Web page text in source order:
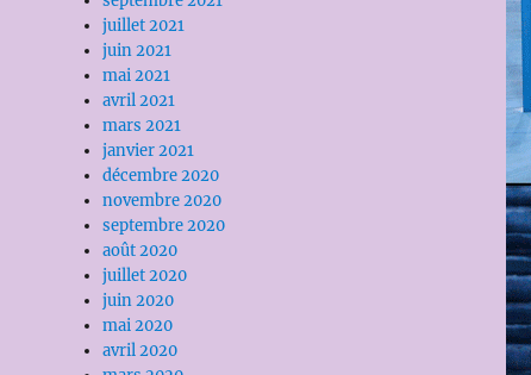
juillet 2021
juin 2021
mai 2021
avril 2021
mars 2021
janvier 2021
décembre 2020
novembre 2020
septembre 2020
août 2020
juillet 2020
juin 2020
mai 2020
avril 2020